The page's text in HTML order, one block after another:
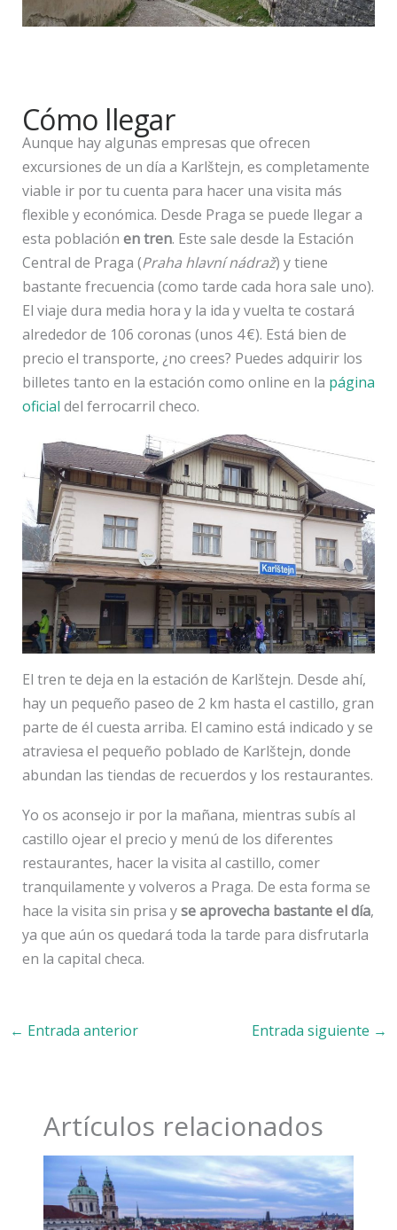
Cómo llegar
Aunque hay algunas empresas que ofrecen
excursiones de un día a Karlštejn, es completamente
viable ir por tu cuenta para hacer una visita más
flexible y económica. Desde Praga se puede llegar a
esta población en tren. Este sale desde la Estación
Central de Praga (Praha hlavní nádraž) y tiene
bastante frecuencia (como tarde cada hora sale uno).
El viaje dura media hora y la ida y vuelta te costará
alrededor de 106 coronas (unos 4 €). Está bien de
precio el transporte, ¿no crees? Puedes adquirir los
billetes tanto en la estación como online en la página
oficial del ferrocarril checo.
El tren te deja en la estación de Karlštejn. Desde ahí,
hay un pequeño paseo de 2 km hasta el castillo, gran
parte de él cuesta arriba. El camino está indicado y se
atraviesa el pequeño poblado de Karlštejn, donde
abundan las tiendas de recuerdos y los restaurantes.
Yo os aconsejo ir por la mañana, mientras subís al
castillo ojear el precio y menú de los diferentes
restaurantes, hacer la visita al castillo, comer
tranquilamente y volveros a Praga. De esta forma se
hace la visita sin prisa yse aprovecha bastante el día,
ya que aún os quedará toda la tarde para disfrutarla
en la capital checa.
← Entrada anterior Entrada siguiente →
Artículos relacionados